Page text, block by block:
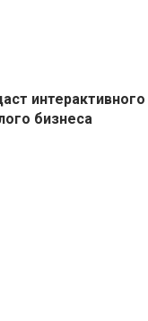
интерактивного
бизнеса